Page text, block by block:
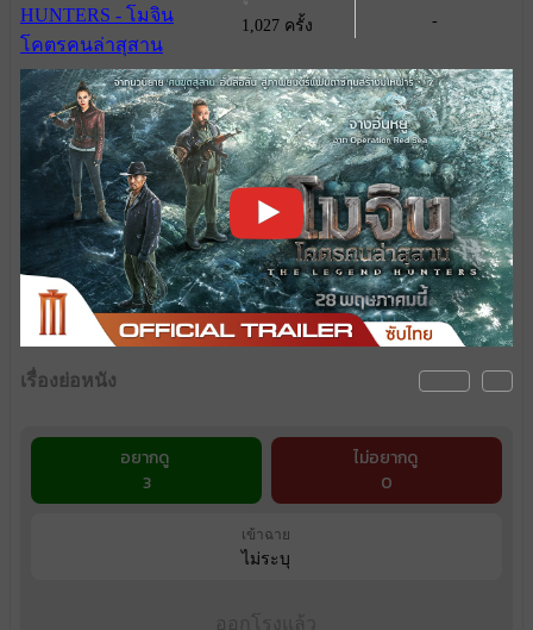
1,027 ครั้ง -
เรื่องย่อหนัง
อยากดู
3
ไม่อยากดู
0
เข้าฉาย
ไม่ระบุ